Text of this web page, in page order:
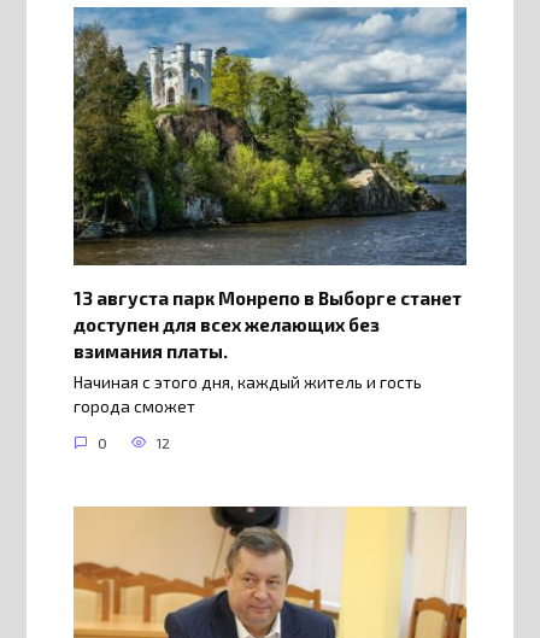
13 августа парк Монрепо в Выборге станет
доступен для всех желающих без
взимания платы.
Начиная с этого дня, каждый житель и гость
города сможет
0 12